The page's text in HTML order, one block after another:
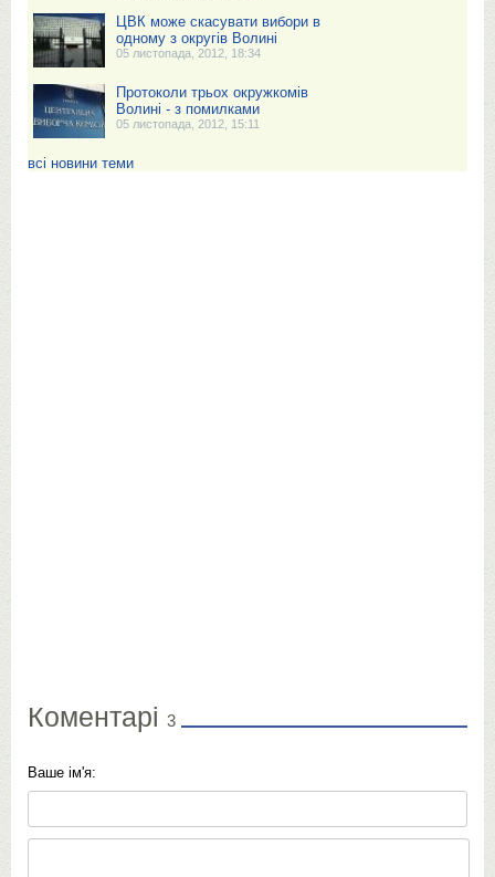
ЦВК може скасувати вибори в
одному з округів Волині
05 листопада, 2012, 18:34
Протоколи трьох окружкомів
Волині - з помилками
05 листопада, 2012, 15:11
всі новини теми
Коментарі 3
Ваше ім'я: